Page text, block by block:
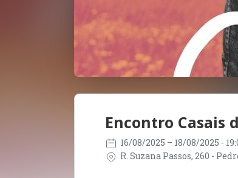
Encontro Casais
16/08/2025 – 18/08/2025 -
R. Suzana Passos, 260 -